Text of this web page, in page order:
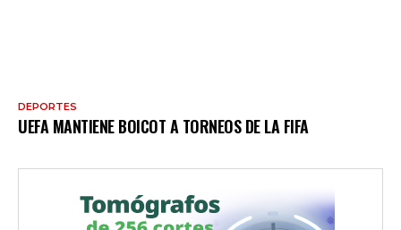
DEPORTES
UEFA MANTIENE BOICOT A TORNEOS DE LA FIFA